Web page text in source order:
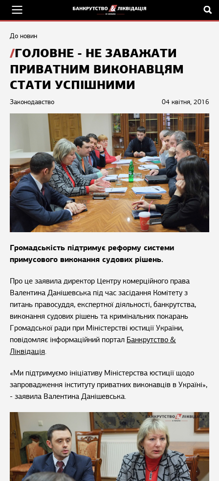
До новин
ГОЛОВНЕ - НЕ ЗАВАЖАТИ
ПРИВАТНИМ ВИКОНАВЦЯМ
СТАТИ УСПІШНИМИ
04 квітня, 2016
Законодавство
Громадськість підтримує реформу системи
примусового виконання судових рішень.
Про це заявила директор Центру комерційного права
Валентина Данішевська під час засідання Комітету з
питань правосуддя, експертної діяльності, банкрутства,
виконання судових рішень та кримінальних покарань
Громадської ради при Міністерстві юстиції України,
повідомляє інформаційний портал Банкрутство &
Ліквідація.
«Ми підтримуємо ініціативу Міністерства юстиції щодо
запровадження інституту приватних виконавців в Україні»,
- заявила Валентина Данішевська.